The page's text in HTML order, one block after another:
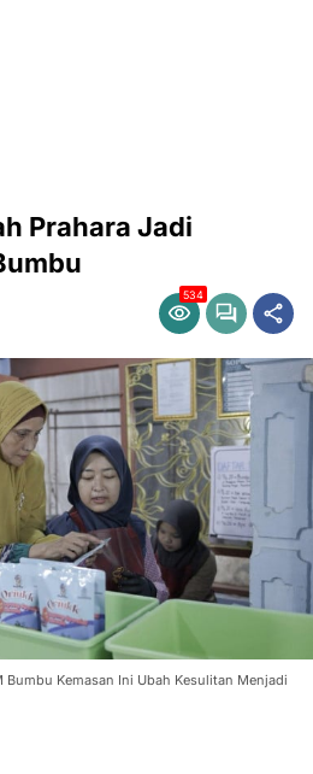
Prahara Jadi
534
Bumbu Kemasan Ini Ubah Kesulitan Menjadi